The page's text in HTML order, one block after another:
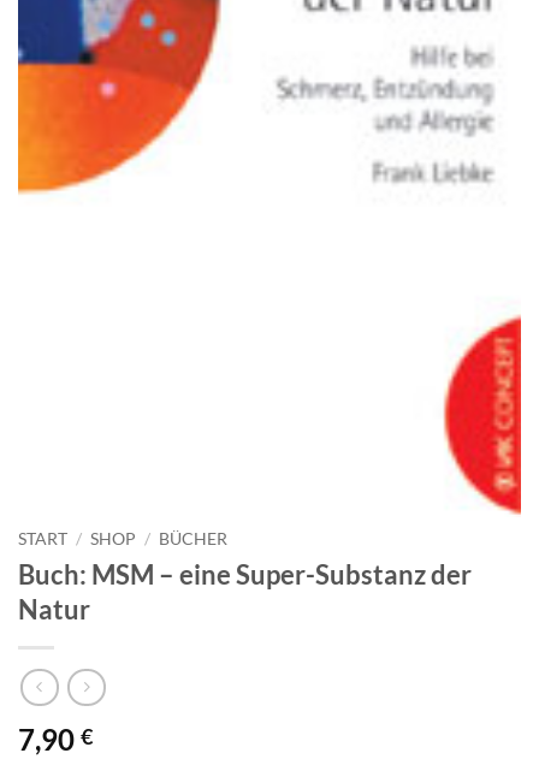
START / SHOP / BÜCHER
Buch: MSM – eine Super-Substanz der
Natur
7,90 €